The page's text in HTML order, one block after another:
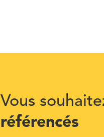
Vous
référencés